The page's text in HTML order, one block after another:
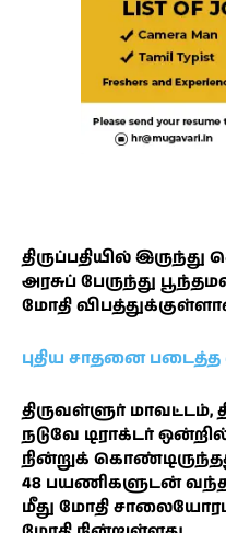
திருப்பதியில்
அரசுப் பேருந்து
மோதி
புதிய சாதனை படைத்த
திருவள்ளுர் மாவட்டம்,
நடுவே டிராக்டர்
நின்றுக்
48 பயணிகளுடன் வந்த
மீது மோதி